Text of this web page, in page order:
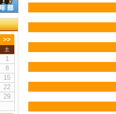
>>
土
1
8
15
22
29